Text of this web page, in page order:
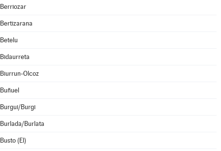
Berriozar
Bertizarana
Betelu
Bidaurreta
Biurrun-Olcoz
Buñuel
Burgui/Burgi
Burlada/Burlata
Busto (El)